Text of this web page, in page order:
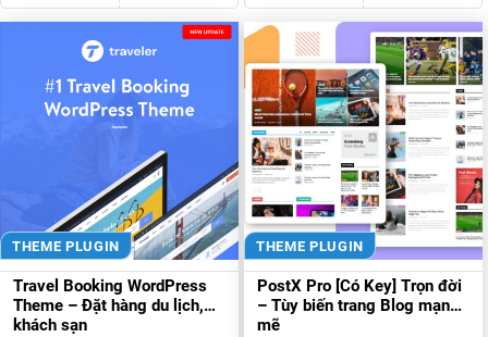
THEME PLUGIN
Travel Booking WordPress
Theme – Đặt hàng du lịch,
khách sạn
THEME PLUGIN
PostX Pro [Có Key] Trọn đời
– Tùy biến trang Blog mạnh
mẽ